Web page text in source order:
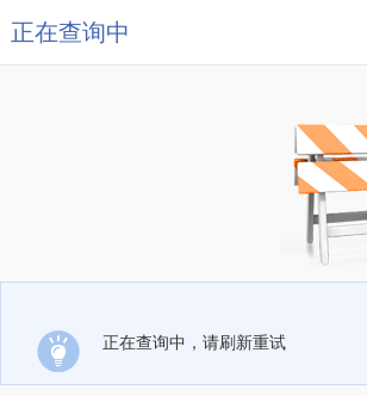
正在查询中
正在查询中，请刷新重试